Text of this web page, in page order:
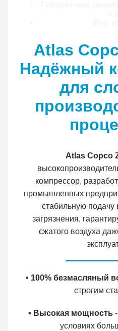
Atlas
Надёжный
для
Atlas Copco
компрессор,
промышленных
стабильную подачу
загрязнения,
сжатого воздуха
• 100% безмасляный
строгим
• Высокая мощность
условиях